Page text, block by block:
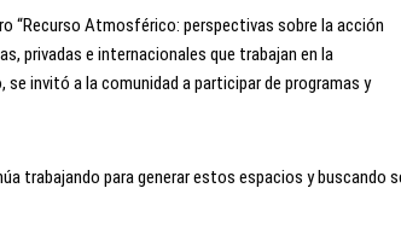
“Recurso Atmosférico: perspectivas sobre la acción
privadas e internacionales que trabajan en la
invitó a la comunidad a participar de programas y
trabajando para generar estos espacios y buscando